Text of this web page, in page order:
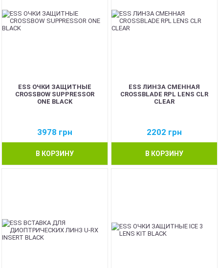
ESS ОЧКИ ЗАЩИТНЫЕ
CROSSBOW SUPPRESSOR
ONE BLACK
3978 грн
В КОРЗИНУ
ESS ЛИНЗА СМЕННАЯ
CROSSBLADE RPL LENS CLR
CLEAR
2202 грн
В КОРЗИНУ